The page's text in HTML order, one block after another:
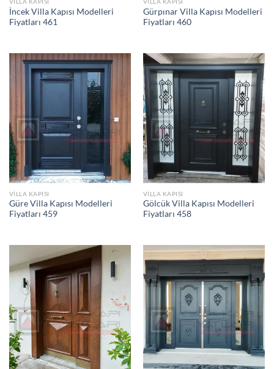
VILLA KAPISI
İncek Villa Kapısı Modelleri
Fiyatları 461
VILLA KAPISI
Gürpınar Villa Kapısı Modelleri
Fiyatları 460
VILLA KAPISI
Güre Villa Kapısı Modelleri
Fiyatları 459
VILLA KAPISI
Gölcük Villa Kapısı Modelleri
Fiyatları 458